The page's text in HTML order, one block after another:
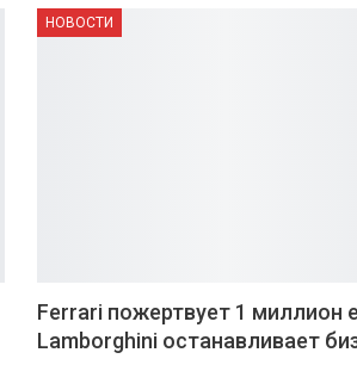
НОВОСТИ
Ferrari пожертвует 1 миллион
Lamborghini останавливает